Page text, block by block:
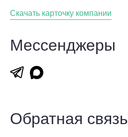
Скачать карточку компании
Мессенджеры
Обратная связь